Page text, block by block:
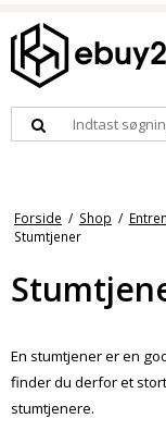
Forside / Shop /
Stumtjener
En stumtjener er en
finder du derfor et
stumtjenere.